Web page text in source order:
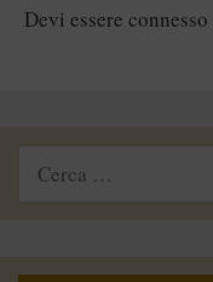
Devi essere connesso